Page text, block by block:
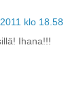
klo 18.58
Ihana!!!